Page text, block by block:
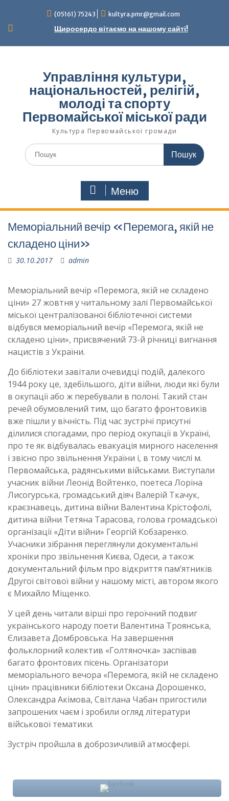
вмісту
(05161) 75243 kultyra.pmr@gmail.com
Щиросердо вітаємо на нашому сайті!
Управління культури,
національностей, релігій,
молоді та спорту
Первомайської міської ради
Культура Первомайcької громади
Шукати:
Меню
Меморіальний вечір «Перемога, якій не
складено ціни»
30.10.2017 admin
Меморіальний вечір «Перемога, якій не складено
ціни» 27 жовтня у читальному залі Первомайської
міської централізованої бібліотечної системи
відбувся меморіальний вечір «Перемога, якій не
складено ціни», присвячений 73-й річниці вигнання
нацистів з України.
До бібліотеки завітали очевидці подій, далекого
1944 року це, здебільшого, діти війни, люди які були
в окупації або ж перебували в полоні. Такий стан
речей обумовлений тим, що багато фронтовиків
вже пішли у вічність. Під час зустрічі присутні
ділилися спогадами, про період окупації в Україні,
про те як відбувалась евакуація мирного населення
і звісно про звільнення України і, в тому числі м.
Первомайська, радянськими військами. Виступали
учасник війни Леонід Войтенко, поетеса Лоріна
Лисогурська, громадський діяч Валерій Ткачук,
краєзнавець, дитина війни Валентина Крістофолі,
дитина війни Тетяна Тарасова, голова громадської
організації «Діти війни» Георгій Кобзаренко.
Учасники зібрання переглянули документальні
хроніки про звільнення Києва, Одеси, а також
документальний фільм про відкриття пам’ятників
Другої світової війни у нашому місті, автором якого
є Михайло Міщенко.
У цей день читали вірші про героїчний подвиг
українського народу поети Валентина Троянська,
Єлизавета Домбровська. На завершення
фольклорний колектив «Голтяночка» заспівав
багато фронтових пісень. Організатори
меморіального вечора «Перемога, якій не складено
ціни» працівники бібліотеки Оксана Дорошенко,
Олександра Акімова, Світлана Чабан пригостили
запрошених чаєм і зробили огляд літератури
військової тематики.
Зустріч пройшла в доброзичливій атмосфері.